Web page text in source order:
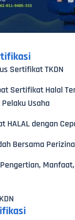
Sertifikat TKDN
Sertifikat Halal
Usaha
HALAL dengan
Bersama